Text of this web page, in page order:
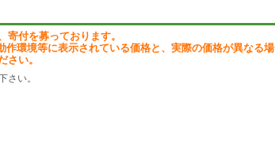
を表示
イト」に掲載しています。
寄付を募っております。
環境等に表示されている価格と、実際の価格が異なる場
さい。
さい。